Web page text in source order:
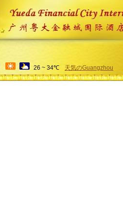
26 ~ 34℃
天気のGuangzhou